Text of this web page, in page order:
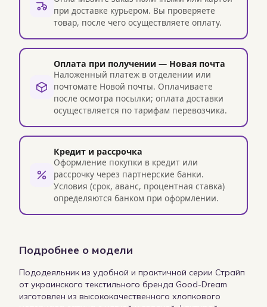
при доставке курьером. Вы проверяете
товар, после чего осуществляете оплату.
Оплата при получении — Новая почта
Наложенный платеж в отделении или
почтомате Новой почты. Оплачиваете
после осмотра посылки; оплата доставки
осуществляется по тарифам перевозчика.
Кредит и рассрочка
Оформление покупки в кредит или
рассрочку через партнерские банки.
Условия (срок, аванс, процентная ставка)
определяются банком при оформлении.
Подробнее о модели
Пододеяльник из удобной и практичной серии Страйп
от украинского текстильного бренда Good-Dream
изготовлен из высококачественного хлопкового